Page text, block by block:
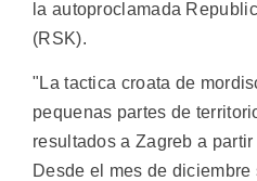
la autoproclamada
(RSK).
"La tactica croata de
pequenas partes de
resultados a Zagreb a
Desde el mes de